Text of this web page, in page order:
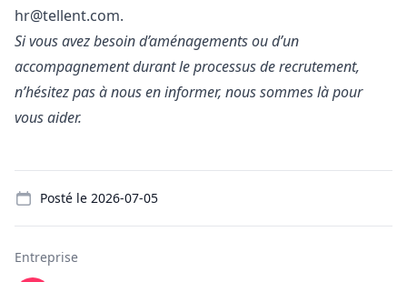
hr@tellent.com.
Si vous avez besoin d’aménagements ou d’un
accompagnement durant le processus de recrutement,
n’hésitez pas à nous en informer, nous sommes là pour
vous aider.
Posté le 2026-07-05
Entreprise